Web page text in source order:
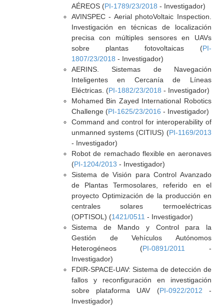
AÉREOS (PI-1789/23/2018 - Investigador)
AVINSPEC - Aerial photoVoltaic Inspection.
Investigación en técnicas de localización
precisa con múltiples sensores en UAVs
sobre plantas fotovoltaicas (PI-
1807/23/2018 - Investigador)
AERINS. Sistemas de Navegación
Inteligentes en Cercanía de Líneas
Eléctricas. (PI-1882/23/2018 - Investigador)
Mohamed Bin Zayed International Robotics
Challenge (PI-1625/23/2016 - Investigador)
Command and control for interoperability of
unmanned systems (CITIUS) (PI-1169/2013
- Investigador)
Robot de remachado flexible en aeronaves
(PI-1204/2013 - Investigador)
Sistema de Visión para Control Avanzado
de Plantas Termosolares, referido en el
proyecto Optimización de la producción en
centrales solares termoeléctricas
(OPTISOL) (1421/0511 - Investigador)
Sistema de Mando y Control para la
Gestión de Vehículos Autónomos
Heterogéneos (PI-0891/2011
-
Investigador)
FDIR-SPACE-UAV: Sistema de detección de
fallos y reconfiguración en investigación
sobre plataforma UAV (PI-0922/2012 -
Investigador)